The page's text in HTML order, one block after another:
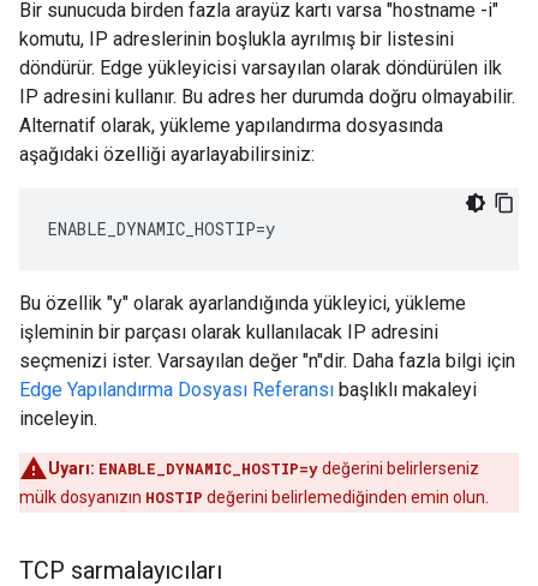
Bir sunucuda birden fazla arayüz kartı varsa "hostname -i"
komutu, IP adreslerinin boşlukla ayrılmış bir listesini
döndürür. Edge yükleyicisi varsayılan olarak döndürülen ilk
IP adresini kullanır. Bu adres her durumda doğru olmayabilir.
Alternatif olarak, yükleme yapılandırma dosyasında
aşağıdaki özelliği ayarlayabilirsiniz:
ENABLE_DYNAMIC_HOSTIP=y
Bu özellik "y" olarak ayarlandığında yükleyici, yükleme
işleminin bir parçası olarak kullanılacak IP adresini
seçmenizi ister. Varsayılan değer "n"dir. Daha fazla bilgi için
Edge Yapılandırma Dosyası Referansı başlıklı makaleyi
inceleyin.
Uyarı: ENABLE_DYNAMIC_HOSTIP=ydeğerini belirlerseniz
mülk dosyanızın HOSTIP değerini belirlemediğinden emin olun.
TCP sarmalayıcıları